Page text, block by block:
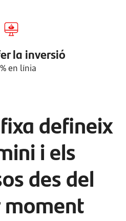
la inversió
en línia
defineix
i els
des del